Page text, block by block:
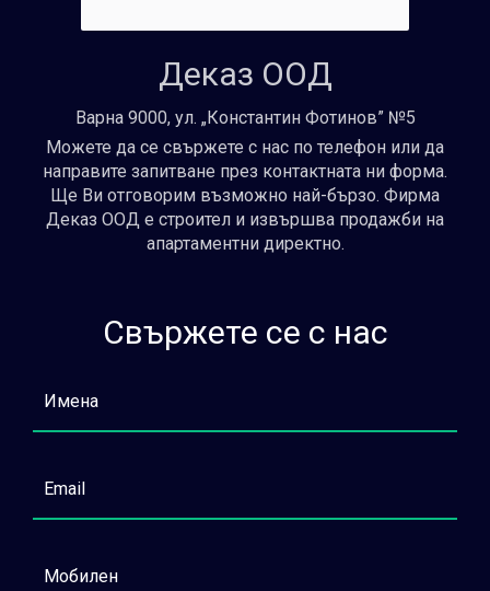
Деказ ООД
Варна 9000, ул. „Константин Фотинов” №5
Можете да се свържете с нас по телефон или да
направите запитване през контактната ни форма.
Ще Ви отговорим възможно най-бързо. Фирма
Деказ ООД е строител и извършва продажби на
апартаментни директно.
Свържете се с нас